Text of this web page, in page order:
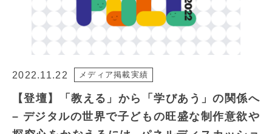
2022.11.22 メディア掲載実績
【登壇】「教える」から「学びあう」の関係へ
– デジタルの世界で子どもの旺盛な制作意欲や